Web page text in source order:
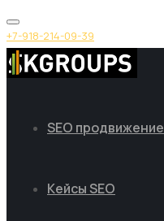
+7-918-214-09-39
SEO продвижение
Кейсы SEO